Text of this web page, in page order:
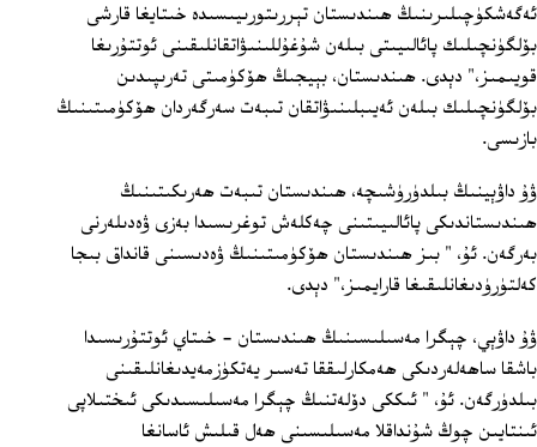
ئەگەشكۈچىلىرىنىڭ ھىندىستان تېررىتورىيىسىدە خىتايغا قارشى
بۆلگۈنچىلىك پائالىيىتى بىلەن شۇغۇللىنىۋاتقانلىقىنى ئوتتۇرىغا
قويىمىز،" دېدى. ھىندىستان، بېيجىڭ ھۆكۈمىتى تەرىپىدىن
بۆلگۈنچىلىك بىلەن ئەيىبلىنىۋاتقان تىبەت سەرگەردان ھۆكۈمىتىنىڭ
بازىسى.
ۋۇ داۋېينىڭ بىلدۈرۈشىچە، ھىندىستان تىبەت ھەرىكىتىنىڭ
ھىندىستاندىكى پائالىيىتىنى چەكلەش توغرىسىدا بەزى ۋەدىلەرنى
بەرگەن. ئۇ، " بىز ھىندىستان ھۆكۈمىتىنىڭ ۋەدىسىنى قانداق بىجا
كەلتۈرۈدىغانلىقىغا قارايمىز،" دېدى.
ۋۇ داۋېي، چېگرا مەسىلىسىنىڭ ھىندىستان - خىتاي ئوتتۇرىسىدا
باشقا ساھەلەردىكى ھەمكارلىققا تەسىر يەتكۈزمەيدىغانلىقىنى
بىلدۈرگەن. ئۇ، " ئىككى دۆلەتنىڭ چېگرا مەسىلىسىدىكى ئىختىلاپى
ئىنتايىن چوڭ شۇنداقلا مەسىلىسىنى ھەل قىلىش ئاسانغا